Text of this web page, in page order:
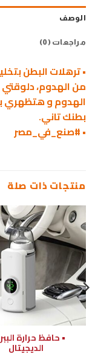
الوصف
مراجعات (0)
• ترهلات البطن
من الهدوم،
الهدوم و هتظهري
بطنك تاني.
• #صنع_في_مصر
منتجات ذات صلة
• حافظ حرارة
الديجيتال